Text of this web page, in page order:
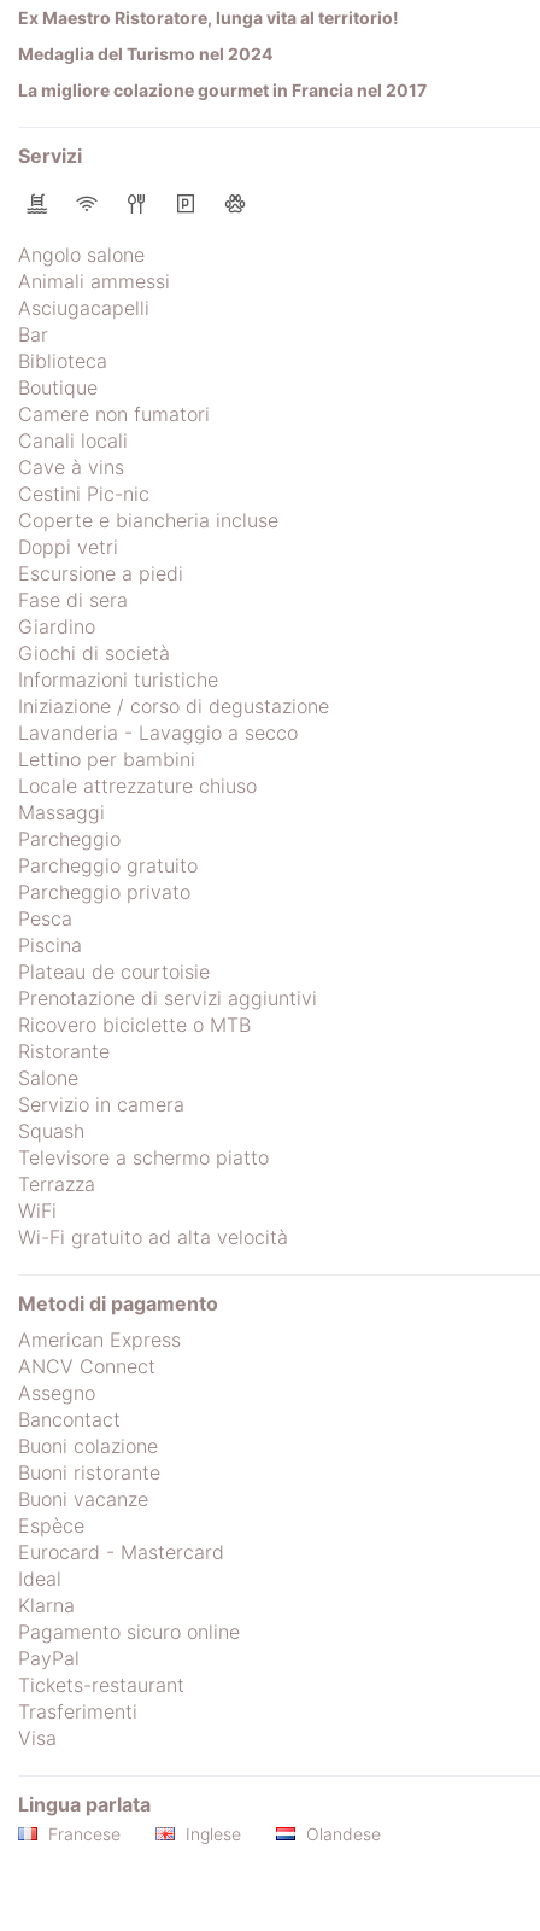
Ex Maestro Ristoratore, lunga vita al territorio!
Medaglia del Turismo nel 2024
La migliore colazione gourmet in Francia nel 2017
Servizi
Angolo salone
Animali ammessi
Asciugacapelli
Bar
Biblioteca
Boutique
Camere non fumatori
Canali locali
Cave à vins
Cestini Pic-nic
Coperte e biancheria incluse
Doppi vetri
Escursione a piedi
Fase di sera
Giardino
Giochi di società
Informazioni turistiche
Iniziazione / corso di degustazione
Lavanderia - Lavaggio a secco
Lettino per bambini
Locale attrezzature chiuso
Massaggi
Parcheggio
Parcheggio gratuito
Parcheggio privato
Pesca
Piscina
Plateau de courtoisie
Prenotazione di servizi aggiuntivi
Ricovero biciclette o MTB
Ristorante
Salone
Servizio in camera
Squash
Televisore a schermo piatto
Terrazza
WiFi
Wi-Fi gratuito ad alta velocità
Metodi di pagamento
American Express
ANCV Connect
Assegno
Bancontact
Buoni colazione
Buoni ristorante
Buoni vacanze
Espèce
Eurocard - Mastercard
Ideal
Klarna
Pagamento sicuro online
PayPal
Tickets-restaurant
Trasferimenti
Visa
Lingua parlata
Francese Inglese Olandese